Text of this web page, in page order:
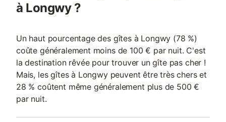
à Longwy ?
Un haut pourcentage des gîtes à Longwy (78 %)
coûte généralement moins de 100 € par nuit. C'est
la destination rêvée pour trouver un gîte pas cher !
Mais, les gîtes à Longwy peuvent être très chers et
28 % coûtent même généralement plus de 500 €
par nuit.